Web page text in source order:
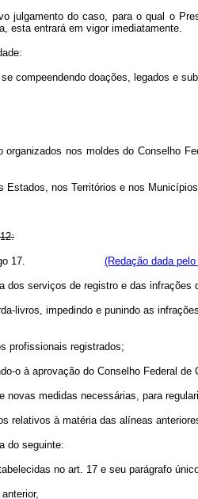
julgamento do caso, para o qual o
esta entrará em vigor imediatamente.
compeendendo doações, legados e
nos moldes do Conselho
nos Territórios e nos
no artigo 17. (Redação dada
dos serviços de registro e das
livros, impedindo e punindo as
profissionais registrados;
o à aprovação do Conselho Federal de
novas medidas necessárias, para
relativos à matéria das alíneas
do seguinte:
no art. 17 e seu parágrafo